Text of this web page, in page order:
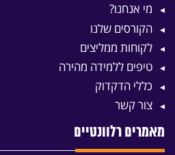
מי אנחנו?
הקורסים שלנו
לקוחות ממליצים
טיפים ללמידה מהירה
כללי הדקדוק
צור קשר
מאמרים רלוונטיים